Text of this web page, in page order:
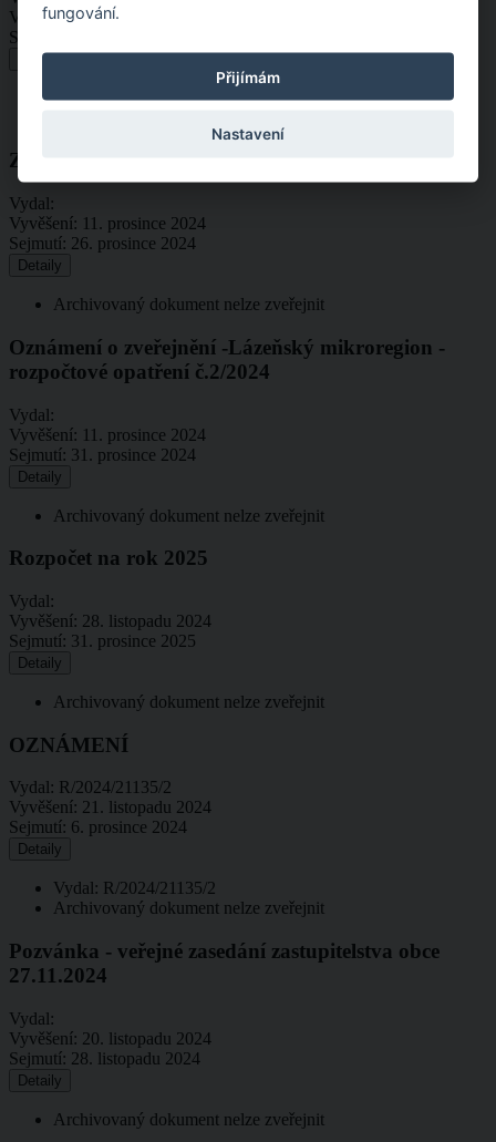
Vyvěšení:17. prosince 2024
Sejmutí:
Detaily
Vydal: Č.j.: MUDK-OŽP/89829-2024/nyp 4065-2024
Zápis ze zasedání ZO 27.11.2024
Vydal:
Vyvěšení: 11. prosince 2024
Sejmutí: 26. prosince 2024
Detaily
Archivovaný dokument nelze zveřejnit
Oznámení o zveřejnění -Lázeňský mikroregion -
rozpočtové opatření č.2/2024
Vydal:
Vyvěšení: 11. prosince 2024
Sejmutí: 31. prosince 2024
Detaily
Archivovaný dokument nelze zveřejnit
Rozpočet na rok 2025
Vydal:
Vyvěšení: 28. listopadu 2024
Sejmutí: 31. prosince 2025
Detaily
Archivovaný dokument nelze zveřejnit
OZNÁMENÍ
Vydal: R/2024/21135/2
Vyvěšení: 21. listopadu 2024
Sejmutí: 6. prosince 2024
Detaily
Vydal: R/2024/21135/2
Archivovaný dokument nelze zveřejnit
Pozvánka - veřejné zasedání zastupitelstva obce
27.11.2024
Vydal:
Vyvěšení: 20. listopadu 2024
Sejmutí: 28. listopadu 2024
Detaily
Archivovaný dokument nelze zveřejnit
fungování.
Přijímám
Nastavení